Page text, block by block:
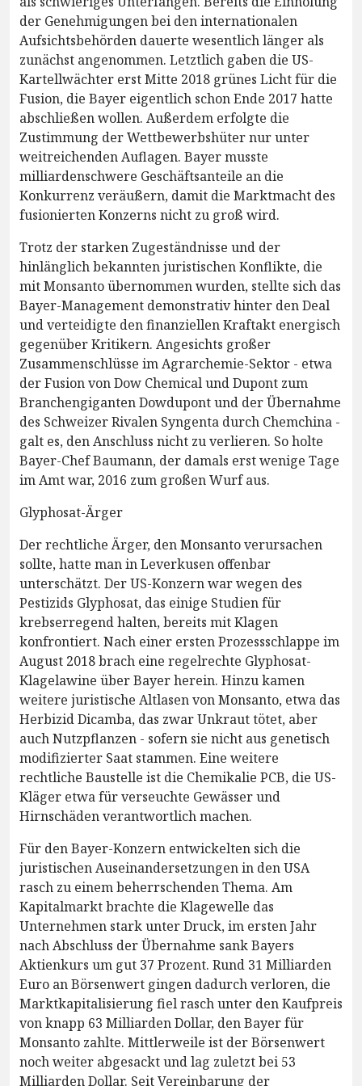
der Genehmigungen bei den internationalen
Aufsichtsbehörden dauerte wesentlich länger als
zunächst angenommen. Letztlich gaben die US-
Kartellwächter erst Mitte 2018 grünes Licht für die
Fusion, die Bayer eigentlich schon Ende 2017 hatte
abschließen wollen. Außerdem erfolgte die
Zustimmung der Wettbewerbshüter nur unter
weitreichenden Auflagen. Bayer musste
milliardenschwere Geschäftsanteile an die
Konkurrenz veräußern, damit die Marktmacht des
fusionierten Konzerns nicht zu groß wird.
Trotz der starken Zugeständnisse und der
hinlänglich bekannten juristischen Konflikte, die
mit Monsanto übernommen wurden, stellte sich das
Bayer-Management demonstrativ hinter den Deal
und verteidigte den finanziellen Kraftakt energisch
gegenüber Kritikern. Angesichts großer
Zusammenschlüsse im Agrarchemie-Sektor - etwa
der Fusion von Dow Chemical und Dupont zum
Branchengiganten Dowdupont und der Übernahme
des Schweizer Rivalen Syngenta durch Chemchina -
galt es, den Anschluss nicht zu verlieren. So holte
Bayer-Chef Baumann, der damals erst wenige Tage
im Amt war, 2016 zum großen Wurf aus.
Glyphosat-Ärger
Der rechtliche Ärger, den Monsanto verursachen
sollte, hatte man in Leverkusen offenbar
unterschätzt. Der US-Konzern war wegen des
Pestizids Glyphosat, das einige Studien für
krebserregend halten, bereits mit Klagen
konfrontiert. Nach einer ersten Prozessschlappe im
August 2018 brach eine regelrechte Glyphosat-
Klagelawine über Bayer herein. Hinzu kamen
weitere juristische Altlasen von Monsanto, etwa das
Herbizid Dicamba, das zwar Unkraut tötet, aber
auch Nutzpflanzen - sofern sie nicht aus genetisch
modifizierter Saat stammen. Eine weitere
rechtliche Baustelle ist die Chemikalie PCB, die US-
Kläger etwa für verseuchte Gewässer und
Hirnschäden verantwortlich machen.
Für den Bayer-Konzern entwickelten sich die
juristischen Auseinandersetzungen in den USA
rasch zu einem beherrschenden Thema. Am
Kapitalmarkt brachte die Klagewelle das
Unternehmen stark unter Druck, im ersten Jahr
nach Abschluss der Übernahme sank Bayers
Aktienkurs um gut 37 Prozent. Rund 31 Milliarden
Euro an Börsenwert gingen dadurch verloren, die
Marktkapitalisierung fiel rasch unter den Kaufpreis
von knapp 63 Milliarden Dollar, den Bayer für
Monsanto zahlte. Mittlerweile ist der Börsenwert
noch weiter abgesackt und lag zuletzt bei 53
Milliarden Dollar. Seit Vereinbarung der